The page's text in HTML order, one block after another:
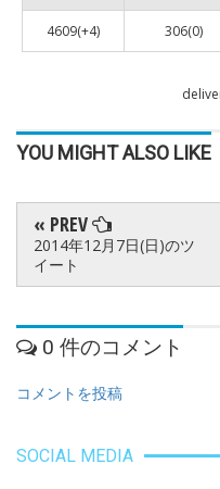
4609(+4) 306(0)
YOU MIGHT ALSO LIKE
« PREV
2014年12月7日(日)のツ
イート
0 件のコメント
コメントを投稿
SOCIAL MEDIA